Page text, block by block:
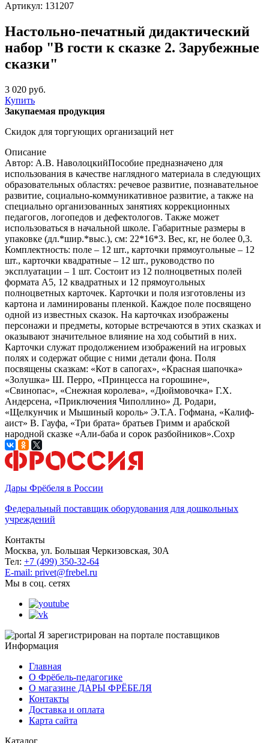
Артикул: 131207
Настольно-печатный дидактический
набор "В гости к сказке 2. Зарубежные
сказки"
3 020 руб.
Купить
Закупаемая продукция
Скидок для торгующих организаций нет
Описание
Автор: А.В. Наволоцкий ​Пособие предназначено для
использования в качестве наглядного материала в следующих
образовательных областях: речевое развитие, познавательное
развитие, социально-коммуникативное развитие, а также на
специально организованных занятиях коррекционных
педагогов, логопедов и дефектологов. Также может
использоваться в начальной школе. Габаритные размеры в
упаковке (дл.*шир.*выс.), см: 22*16*3. Вес, кг, не более 0,3.
Комплектность: поле – 12 шт., карточки прямоугольные – 12
шт., карточки квадратные – 12 шт., руководство по
эксплуатации – 1 шт. Состоит из 12 полноцветных полей
формата А5, 12 квадратных и 12 прямоугольных
полноцветных карточек. Карточки и поля изготовлены из
картона и ламинированы пленкой. Каждое поле посвящено
одной из известных сказок. На карточках изображены
персонажи и предметы, которые встречаются в этих сказках и
оказывают значительное влияние на ход событий в них.
Карточки служат продолжением изображений на игровых
полях и содержат общие с ними детали фона. Поля
посвящены сказкам: «Кот в сапогах», «Красная шапочка»
«Золушка» Ш. Перро, «Принцесса на горошине»,
«Свинопас», «Снежная королева», «Дюймовочка» Г.Х.
Андерсена, «Приключения Чиполлино» Д. Родари,
«Щелкунчик и Мышиный король» Э.Т.А. Гофмана, «Калиф-
аист» В. Гауфа, «Три брата» братьев Гримм и арабской
народной сказке «Али-баба и сорок разбойников».​ Сохр
Дары Фрёбеля в России
Федеральный поставщик оборудования для дошкольных
учреждений
Контакты
Москва, ул. Большая Черкизовская, 30А
Тел: +7 (499) 350-32-64
E-mail: privet@frebel.ru
Мы в соц. сетях
Я зарегистрирован на портале поставщиков
Информация
Главная
О Фрёбель-педагогике
О магазине ДАРЫ ФРЁБЕЛЯ
Контакты
Доставка и оплата
Карта сайта
Каталог